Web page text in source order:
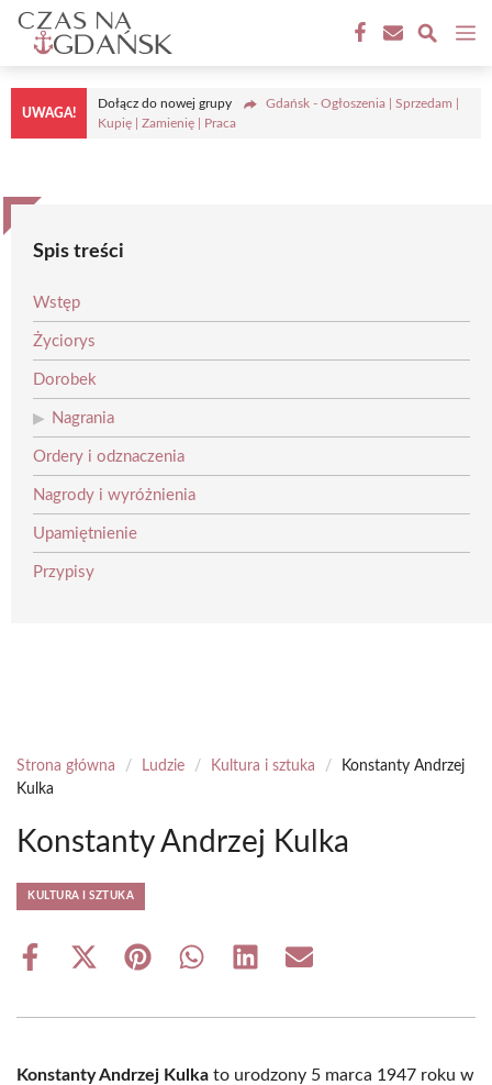
Przejdź
treści
UWAGA!
Dołącz do nowej grupy
Gdańsk - Ogłoszenia | Sprzedam |
Kupię | Zamienię | Praca
Spis treści
Wstęp
Życiorys
Dorobek
Nagrania
Ordery i odznaczenia
Nagrody i wyróżnienia
Upamiętnienie
Przypisy
Strona główna / Ludzie / Kultura i sztuka /
Konstanty Andrzej
Kulka
Konstanty Andrzej Kulka
KULTURA I SZTUKA
Share
Share
(Twitter)
Share Share Share Share
Konstanty Andrzej Kulka to urodzony 5 marca 1947 roku w